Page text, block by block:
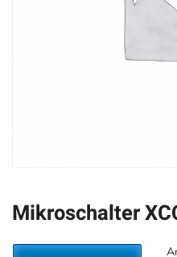
Mikroschalter